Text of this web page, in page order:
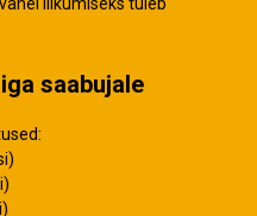
liikumiseks tuleb
saabujale